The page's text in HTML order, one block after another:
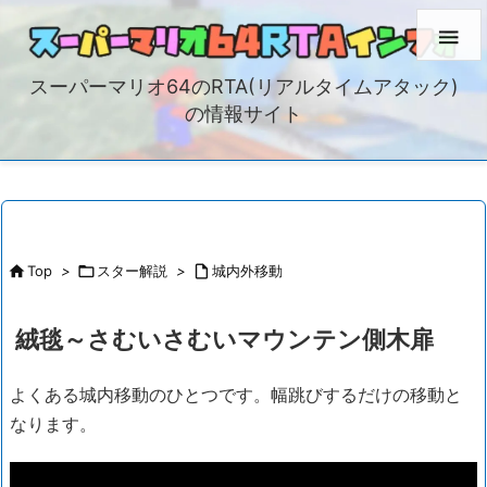
スーパーマリオ64のRTA(リアルタイムアタック)
の情報サイト

Top > スター解説 >  城内外移動
絨毯～さむいさむいマウンテン側木扉
よくある城内移動のひとつです。幅跳びするだけの移動と
なります。